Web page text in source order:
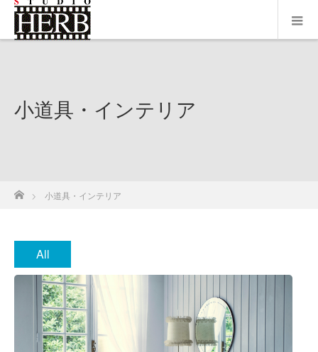
小道具・インテリア
小道具・インテリア
All